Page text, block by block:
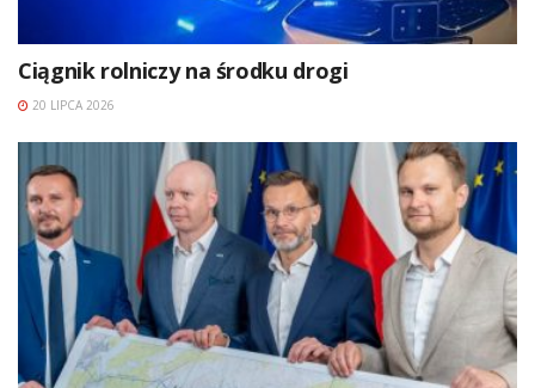
Ciągnik rolniczy na środku drogi
20 LIPCA 2026